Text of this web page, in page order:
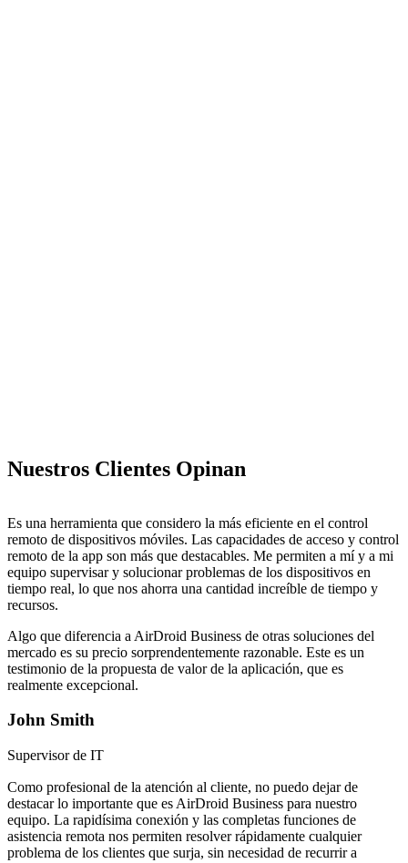
Nuestros Clientes Opinan
Es una herramienta que considero la más eficiente en el control
remoto de dispositivos móviles. Las capacidades de acceso y control
remoto de la app son más que destacables. Me permiten a mí y a mi
equipo supervisar y solucionar problemas de los dispositivos en
tiempo real, lo que nos ahorra una cantidad increíble de tiempo y
recursos.
Algo que diferencia a AirDroid Business de otras soluciones del
mercado es su precio sorprendentemente razonable. Este es un
testimonio de la propuesta de valor de la aplicación, que es
realmente excepcional.
John Smith
Supervisor de IT
Como profesional de la atención al cliente, no puedo dejar de
destacar lo importante que es AirDroid Business para nuestro
equipo. La rapidísima conexión y las completas funciones de
asistencia remota nos permiten resolver rápidamente cualquier
problema de los clientes que surja, sin necesidad de recurrir a